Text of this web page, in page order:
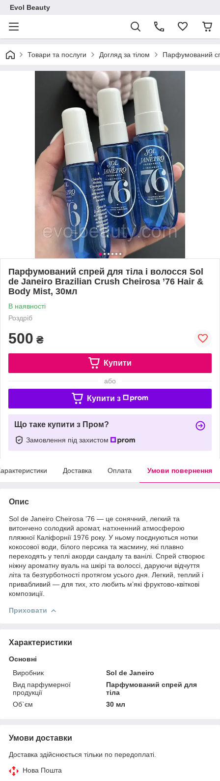
Evol Beauty
Товари та послуги Догляд за тілом Парфумований
Парфумований спрей для тіла і волосся Sol
de Janeiro Brazilian Crush Cheirosa ’76 Hair &
Body Mist, 30мл
В наявності
Роздріб
500 ₴
Купити
або
Купити з
Що таке купити з Пром?
Замовлення під захистом
Доставка Оплата Умови повернення
Опис
Sol de Janeiro Cheirosa ’76 — це сонячний, легкий та
витончено солодкий аромат, натхненний атмосферою
пляжної Каліфорнії 1976 року. У ньому поєднуються нотки
кокосової води, білого персика та жасмину, які плавно
переходять у теплі акорди сандалу та ванілі. Спрей створює
ніжну ароматну вуаль на шкірі та волоссі, даруючи відчуття
літа та безтурботності протягом усього дня. Легкий, теплий і
привабливий — для тих, хто любить м’які фруктово-квіткові
композиції.
Приховати
Характеристики
Основні
Виробник
Sol de Janeiro
Вид парфумерної
продукції
Парфумований спрей для
тіла
Об`єм
30 мл
Умови доставки
Доставка здійснюється тільки по передоплаті.
Нова Пошта